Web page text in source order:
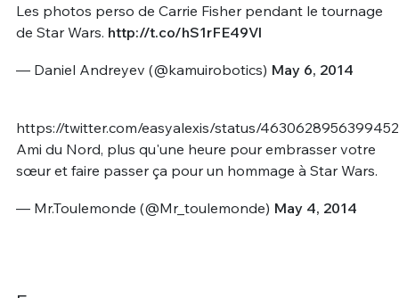
Les photos perso de Carrie Fisher pendant le tournage
de Star Wars. http://t.co/hS1rFE49Vl
— Daniel Andreyev (@kamuirobotics) May 6, 2014
https://twitter.com/easyalexis/status/
Ami du Nord, plus qu'une heure pour embrasser votre
sœur et faire passer ça pour un hommage à Star Wars.
— Mr.Toulemonde (@Mr_toulemonde) May 4, 2014